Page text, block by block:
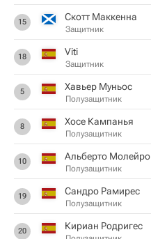
15 Скотт Маккенна
Защитник
18 Viti
Защитник
5 Хавьер Муньос
Полузащитник
8 Хосе Кампанья
Полузащитник
10 Альберто Молейро
Полузащитник
19 Сандро Рамирес
Полузащитник
20 Кириан Родригес